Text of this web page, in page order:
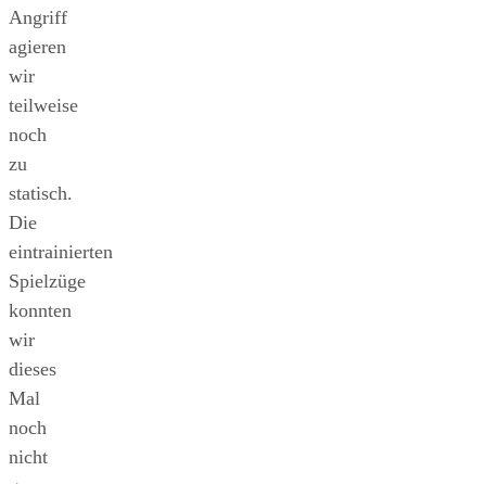
Angriff
agieren
wir
teilweise
noch
zu
statisch.
Die
eintrainierten
Spielzüge
konnten
wir
dieses
Mal
noch
nicht